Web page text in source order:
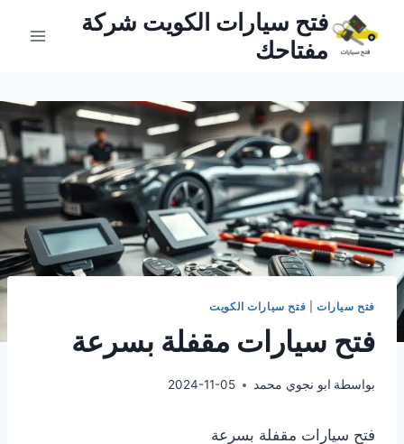
المحتوى
فتح سيارات الكويت شركة
مفتاحك
فتح سيارات| فتح سيارات الكويت
فتح سيارات مقفلة بسرعة
بواسطة ابو نجوي محمد 2024-11-05
فتح سيارات مقفلة بسرعة